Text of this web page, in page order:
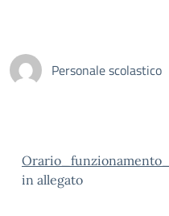
Personale scolastico
in allegato